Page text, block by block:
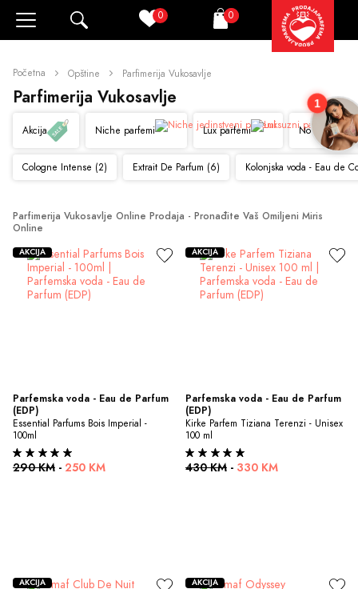
0 Korpa
0
Početna Opštine Parfimerija Vukosavlje
Parfimerija Vukosavlje
Akcija Niche parfemi Lux parfemi Novo
Cologne Intense (2) Extrait De Parfum (6) Kolonjska voda - Eau de
Parfimerija Vukosavlje Online Prodaja - Pronađite Vaš Omiljeni Miris
Online
Parfemska voda - Eau de Parfum
(EDP)
Essential Parfums Bois Imperial -
100ml
290 KM - 250 KM
AKCIJA
Parfemska voda - Eau de Parfum
(EDP)
Kirke Parfem Tiziana Terenzi - Unisex
100 ml
430 KM - 330 KM
AKCIJA
AKCIJA AKCIJA
1